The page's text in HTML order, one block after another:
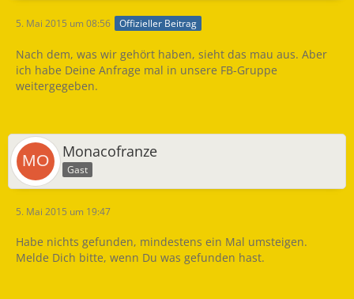
5. Mai 2015 um 08:56 Offizieller Beitrag
Nach dem, was wir gehört haben, sieht das mau aus. Aber
ich habe Deine Anfrage mal in unsere FB-Gruppe
weitergegeben.
Monacofranze
Gast
5. Mai 2015 um 19:47
Habe nichts gefunden, mindestens ein Mal umsteigen.
Melde Dich bitte, wenn Du was gefunden hast.